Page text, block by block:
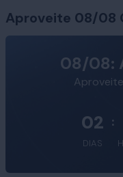
Aproveite 08/08
08/08:
02
DIAS
: